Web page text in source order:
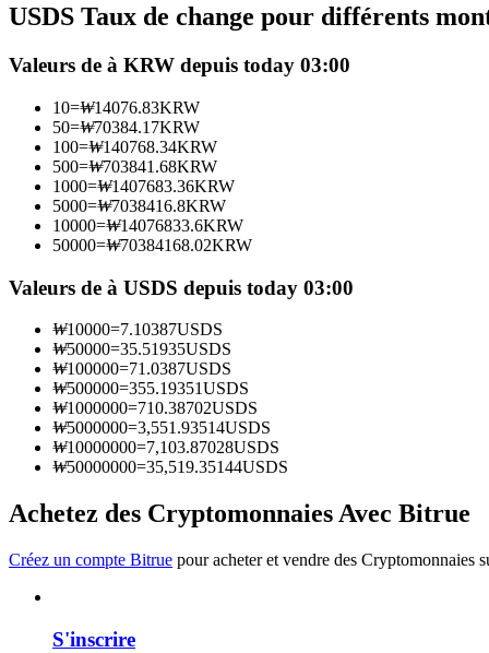
Futures utilisant l'USDC comme garantie
Copie de Trading
Rejoignez les meilleurs traders
Devenez un trader de copie
USDS Taux de change pour différents
Valeurs de à KRW depuis today 03:00
10=₩14076.83KRW
50=₩70384.17KRW
100=₩140768.34KRW
500=₩703841.68KRW
1000=₩1407683.36KRW
5000=₩7038416.8KRW
10000=₩14076833.6KRW
50000=₩70384168.02KRW
Valeurs de à USDS depuis today 03:00
₩10000=7.10387USDS
₩50000=35.51935USDS
₩100000=71.0387USDS
₩500000=355.19351USDS
₩1000000=710.38702USDS
₩5000000=3,551.93514USDS
₩10000000=7,103.87028USDS
₩50000000=35,519.35144USDS
Achetez des Cryptomonnaies Avec Bitrue
Créez un compte Bitrue pour acheter et vendre des Cryptomonnaies
S'inscrire